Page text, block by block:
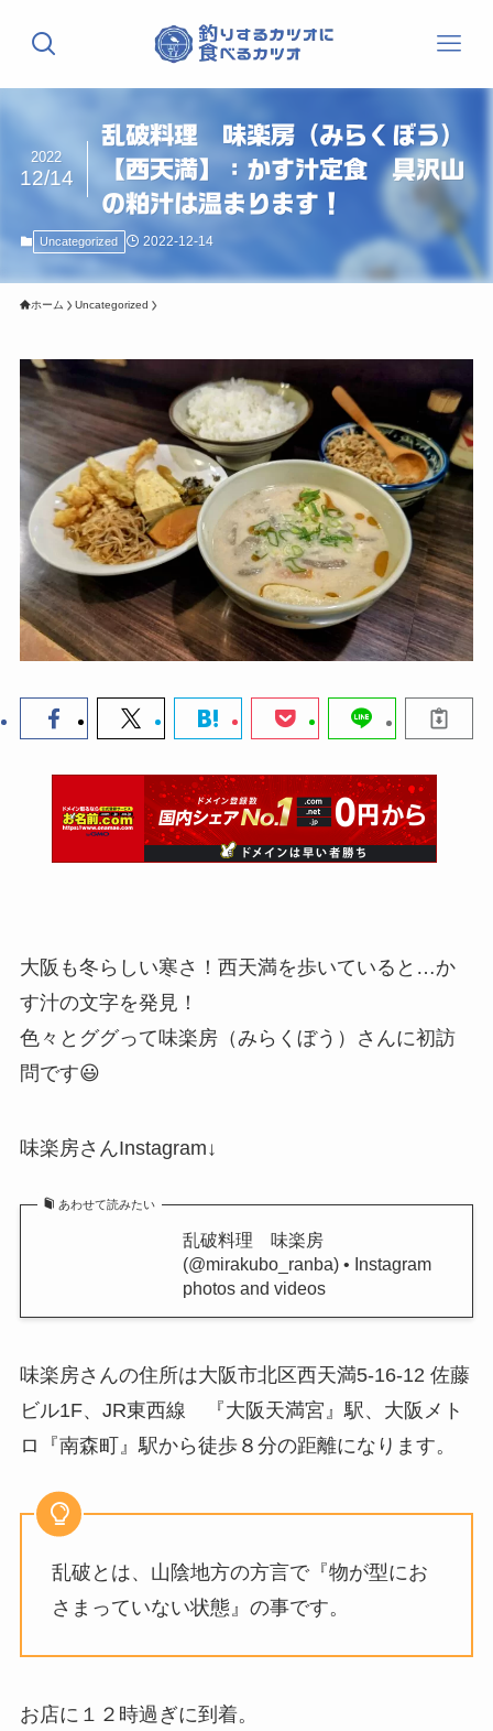
乱破料理 味楽房（みらくぼう）
【西天満】：かす汁定食 具沢山
の粕汁は温まります！
2022
12/14
Uncategorized 2022-12-14
ホーム Uncategorized
大阪も冬らしい寒さ！西天満を歩いていると…か
す汁の文字を発見！
色々とググって味楽房（みらくぼう）さんに初訪
問です😃
味楽房さんInstagram↓
あわせて読みたい
乱破料理 味楽房
(@mirakubo_ranba) • Instagram
photos and videos
味楽房さんの住所は大阪市北区西天満5-16-12 佐藤
ビル1F、JR東西線 『大阪天満宮』駅、大阪メト
ロ『南森町』駅から徒歩８分の距離になります。
乱破とは、山陰地方の方言で『物が型にお
さまっていない状態』の事です。
お店に１２時過ぎに到着。